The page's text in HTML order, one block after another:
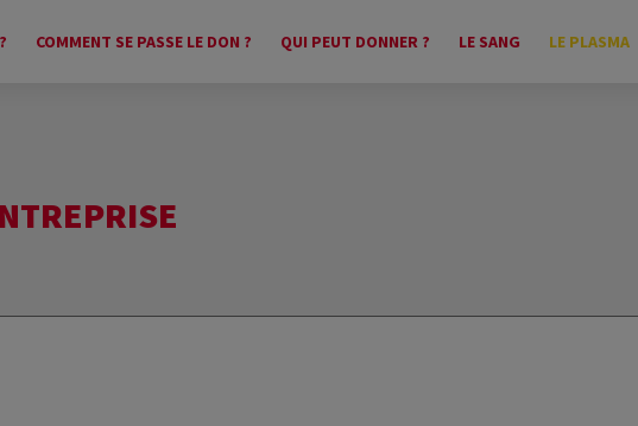
COMMENT SE PASSE LE DON ? QUI PEUT DONNER ? LE SANG LE PLASMA